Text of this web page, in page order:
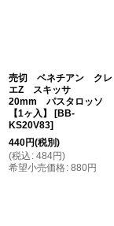
売切 ベネチアン クレ
エZ スキッサ
20mm パスタロッソ
【1ヶ入】
[BB-
KS20V83]
440円(税別)
(税込 : 484円)
希望小売価格: 880円